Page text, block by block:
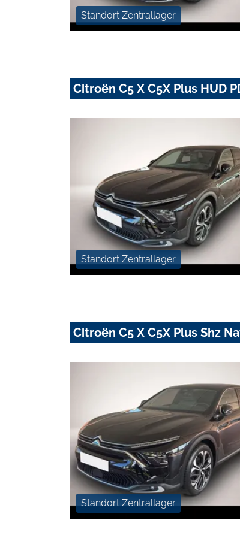
Standort Zentrallager
Citroën C5 X C5X Plus HUD
Standort Zentrallager
Citroën C5 X C5X Plus Shz
Standort Zentrallager